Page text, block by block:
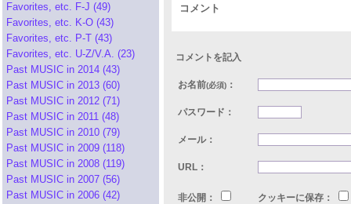
Favorites, etc. F-J (49)
Favorites, etc. K-O (43)
Favorites, etc. P-T (43)
Favorites, etc. U-Z/V.A. (23)
Past MUSIC in 2014 (43)
Past MUSIC in 2013 (60)
Past MUSIC in 2012 (71)
Past MUSIC in 2011 (48)
Past MUSIC in 2010 (79)
Past MUSIC in 2009 (118)
Past MUSIC in 2008 (119)
Past MUSIC in 2007 (56)
Past MUSIC in 2006 (42)
コメント
コメントを記入
お名前(必須) ：
パスワード：
メール：
URL：
非公開： クッキーに保存：